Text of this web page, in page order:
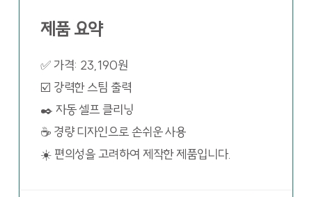
제품 요약
✅ 가격: 23,190원
☑️ 강력한 스팀 출력
✒️ 자동 셀프 클리닝
☕ 경량 디자인으로 손쉬운 사용
☀️ 편의성을 고려하여 제작한 제품입니다.